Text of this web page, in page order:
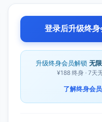
登录后升级终身
升级终身会员解锁 无
¥188 终身 · 7天
了解终身会